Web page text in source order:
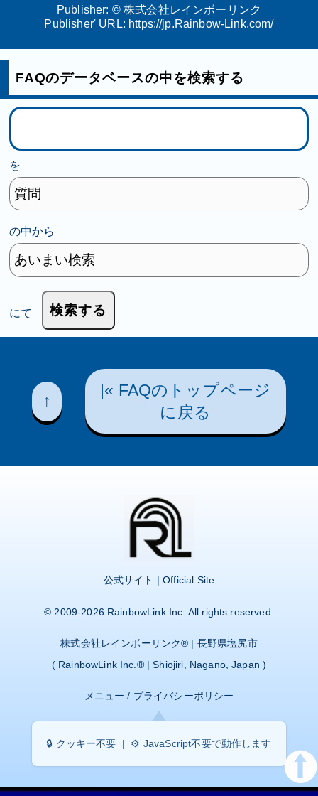
Publisher: ©株式会社レインボーリンク
Publisher' URL: https://jp.Rainbow-Link.com/
FAQのデータベースの中を検索する
を
の中から
にて
↑
|« FAQのトップページ
に戻る
公式サイト | Official Site
© 2009-2026 RainbowLink Inc. All rights reserved.
株式会社レインボーリンク® | 長野県塩尻市
( RainbowLink Inc. ® | Shiojiri, Nagano, Japan )
メニュー / プライバシーポリシー
🔒 クッキー不要 | ⚙️ JavaScript不要で動作します